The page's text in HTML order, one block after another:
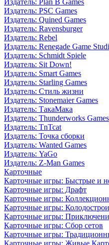
Издатель: Plan B Games
Издатель: PSC Games
Издатель: Quined Games
Издатель: Ravensburger
Издатель: Rebel
Издатель: Renegade Game
Издатель: Schmidt Spiele
Издатель: Sit Down!
Издатель: Smart Games
Издатель: Starling Games
Издатель: Стиль жизни
Издатель: Stonemaier Games
Издатель: ТакаМака
Издатель: Thunderworks Games
Издатель: TnTcat
Издатель: Точка сборки
Издатель: Wanted Games
Издатель: YaGo
Издатель: Z-Man Games
Карточные
Карточные игры: Быстрые и
Карточные игры: Драфт
Карточные игры:
Карточные игры:
Карточные игры:
Карточные игры: Сбор сетов
Карточные игры:
Карточные игры: Живые